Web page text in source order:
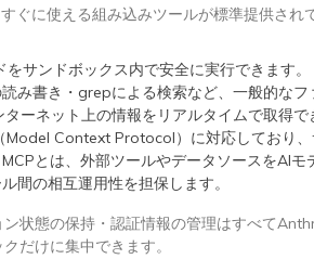
に使える組み込みツールが標準提供され
サンドボックス内で安全に実行できます。
読み書き・grepによる検索など、一般的なフ
ターネット上の情報をリアルタイムで取得で
Model Context Protocol）に対応しており
とは、外部ツールやデータソースをAI
間の相互運用性を担保します。
状態の保持・認証情報の管理はすべて
だけに集中できます。